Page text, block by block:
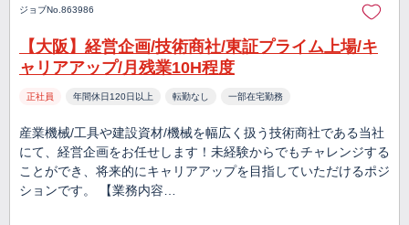
ジョブNo.863986
【大阪】経営企画/技術商社/東証プライム上場/キ
ャリアアップ/月残業10H程度
正社員 年間休日120日以上 転勤なし 一部在宅勤務
産業機械/工具や建設資材/機械を幅広く扱う技術商社である当社
にて、経営企画をお任せします！未経験からでもチャレンジする
ことができ、将来的にキャリアアップを目指していただけるポジ
ションです。 【業務内容…